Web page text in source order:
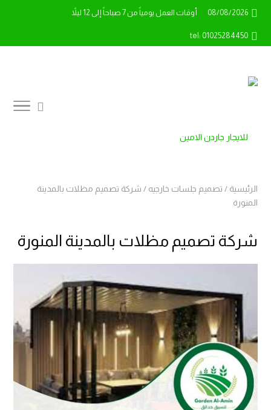
08/08/2026 أوقات العمل يومياً من 7 صباحاً إلى 12 ليلاً
tel: 01025284450
الرئيسية / تصميم جلسات خارجيه / شركة تصميم مظلات بالمدينة
المنورة
شركة تصميم مظلات بالمدينة المنورة